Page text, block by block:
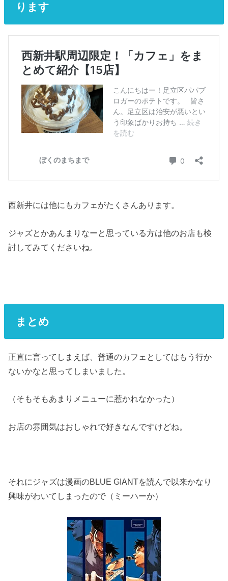
ります
西新井には他にもカフェがたくさんあります。
ジャズとかあんまりなーと思っている方は他のお店も検
討してみてくださいね。
まとめ
正直に言ってしまえば、普通のカフェとしてはもう行か
ないかなと思ってしまいました。
（そもそもあまりメニューに惹かれなかった）
お店の雰囲気はおしゃれで好きなんですけどね。
それにジャズは漫画のBLUE GIANTを読んで以来かなり
興味がわいてしまったので（ミーハーか）